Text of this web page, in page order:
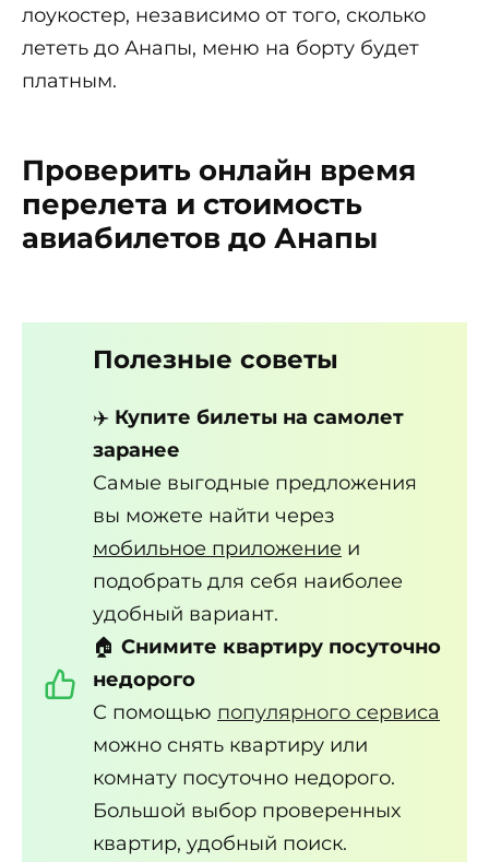
лоукостер, независимо от того, сколько
лететь до Анапы, меню на борту будет
платным.
Проверить онлайн время
перелета и стоимость
авиабилетов до Анапы
Полезные советы
✈️ Купите билеты на самолет
заранее
Самые выгодные предложения
вы можете найти через
мобильное приложение и
подобрать для себя наиболее
удобный вариант.
🏠 Снимите квартиру посуточно
недорого
С помощью популярного сервиса
можно снять квартиру или
комнату посуточно недорого.
Большой выбор проверенных
квартир, удобный поиск.